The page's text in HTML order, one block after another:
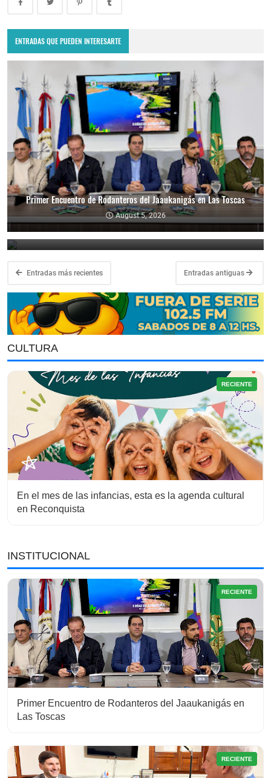
ENTRADAS QUE PUEDEN INTERESARTE
Primer Encuentro de Rodanteros del Jaaukanigás en Las Toscas
August 5, 2026
Scarpin se reunió con el gobernador Pullaro
August 5, 2026
Entradas más recientes Entradas antiguas
CULTURA
RECIENTE
En el mes de las infancias, esta es la agenda cultural
en Reconquista
INSTITUCIONAL
RECIENTE
Primer Encuentro de Rodanteros del Jaaukanigás en
Las Toscas
RECIENTE